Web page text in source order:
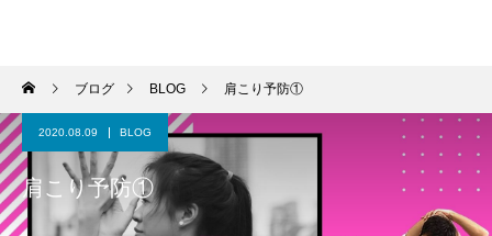
ブログ BLOG 肩こり予防①
2020.08.09 BLOG
肩こり予防①